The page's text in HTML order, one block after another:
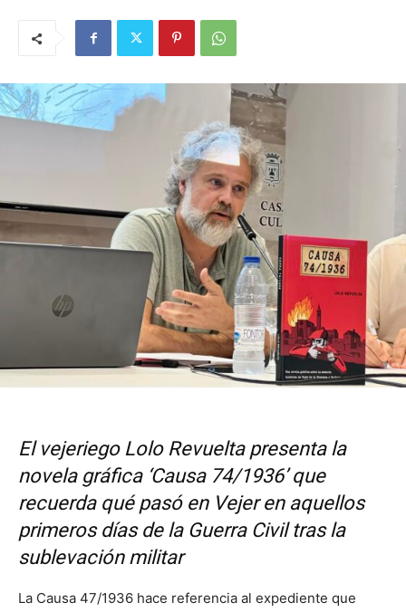
El vejeriego Lolo Revuelta presenta la
novela gráfica ‘Causa 74/1936’ que
recuerda quépasó en Vejer en aquellos
primeros días de la Guerra Civil tras la
sublevación militar
La Causa 47/1936 hace referencia al expediente que